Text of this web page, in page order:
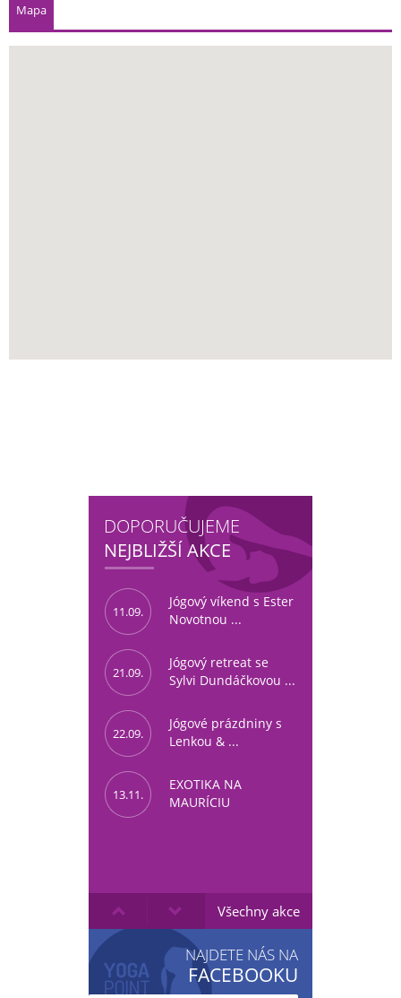
Mapa
DOPORUČUJEME
NEJBLIŽŠÍ AKCE
11.09.
Jógový víkend s Ester
Novotnou ...
21.09.
Jógový retreat se
Sylvi Dundáčkovou ...
22.09.
Jógové prázdniny s
Lenkou & ...
13.11.
EXOTIKA NA
MAURÍCIU
Všechny akce
NAJDETE NÁS NA
FACEBOOKU